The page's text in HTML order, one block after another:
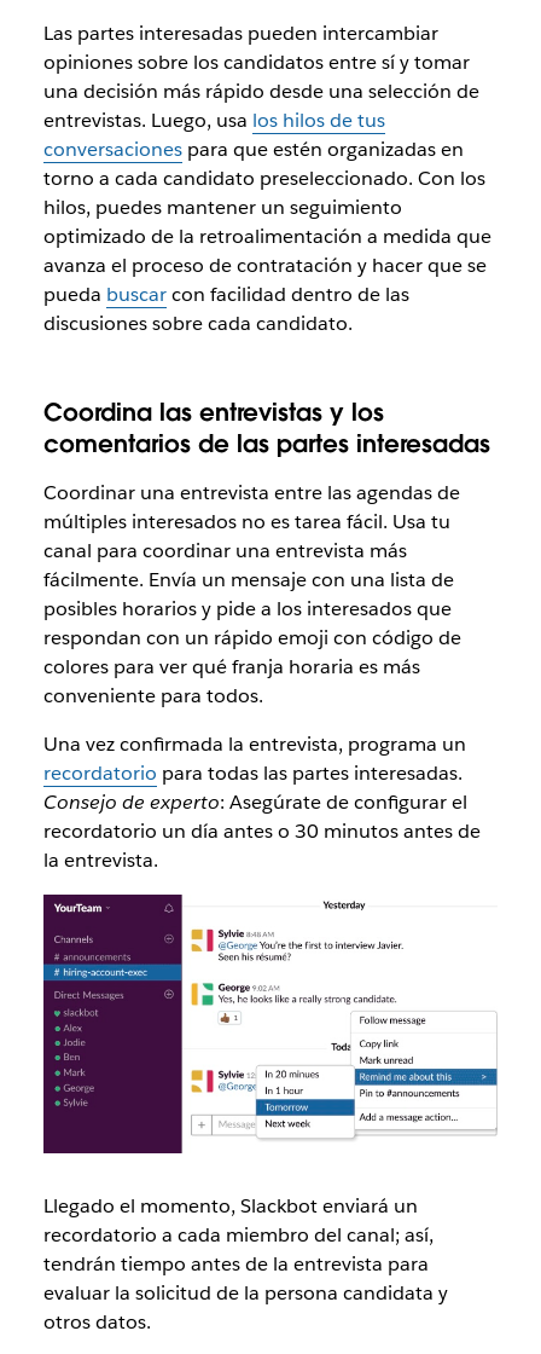
Las partes interesadas pueden intercambiar
opiniones sobre los candidatos entre sí y tomar
una decisión más rápido desde una selección de
entrevistas. Luego, usa los hilos de tus
conversacionespara que estén organizadas en
torno a cada candidato preseleccionado. Con los
hilos, puedes mantener un seguimiento
optimizado de la retroalimentación a medida que
avanza el proceso de contratación y hacer que se
pueda buscarcon facilidad dentro de las
discusiones sobre cada candidato.
Coordina las entrevistas y los
comentarios de las partes interesadas
Coordinar una entrevista entre las agendas de
múltiples interesados no es tarea fácil. Usa tu
canal para coordinar una entrevista más
fácilmente. Envía un mensaje con una lista de
posibles horarios y pide a los interesados que
respondan con un rápido emoji con código de
colores para ver qué franja horaria es más
conveniente para todos.
Una vez confirmada la entrevista, programa un
recordatorio para todas las partes interesadas.
Consejo de experto: Asegúrate de configurar el
recordatorio un día antes o 30 minutos antes de
la entrevista.
Llegado el momento, Slackbot enviará un
recordatorio a cada miembro del canal; así,
tendrán tiempo antes de la entrevista para
evaluar la solicitud de la persona candidata y
otros datos.